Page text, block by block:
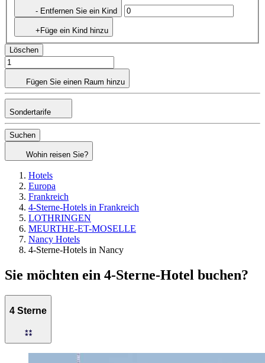
- Entfernen Sie ein Kind
+Füge ein Kind hinzu
Löschen
Fügen Sie einen Raum hinzu
Sondertarife
Suchen
Wohin reisen Sie?
Hotels
Europa
Frankreich
4-Sterne-Hotels in Frankreich
LOTHRINGEN
MEURTHE-ET-MOSELLE
Nancy Hotels
4-Sterne-Hotels in Nancy
Sie möchten ein 4-Sterne-Hotel buchen?
4 Sterne